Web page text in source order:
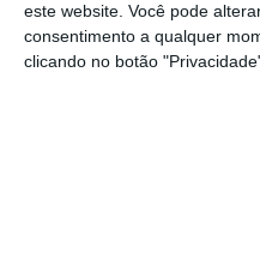
este website. Você pode
consentimento a qualquer
clicando no botão
Os
reposicionados